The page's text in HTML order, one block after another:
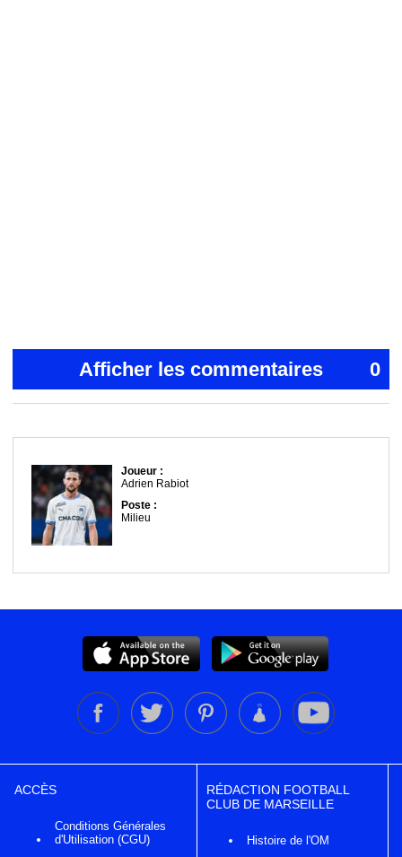
Afficher les commentaires 0
Joueur :
Adrien Rabiot
Poste :
Milieu
ACCÈS
Conditions Générales
d'Utilisation (CGU)
RÉDACTION FOOTBALL
CLUB DE MARSEILLE
Histoire de l'OM